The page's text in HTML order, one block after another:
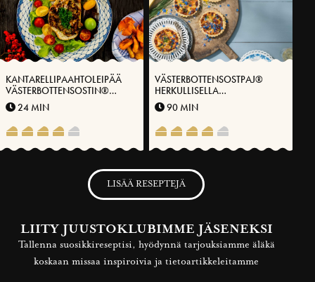
KANTARELLIPAAHTOLEIPÄÄ
VÄSTERBOTTENSOSTIN®
KANSSA
24 MIN
VÄSTERBOTTENSOSTPAJ®
HERKULLISELLA
HOPEASIPULILLA
90 MIN
LISÄÄ RESEPTEJÄ
LIITY JUUSTOKLUBIMME JÄSENEKSI
Tallenna suosikkireseptisi, hyödynnä tarjouksiamme äläkä
koskaan missaa inspiroivia ja tietoartikkeleitamme